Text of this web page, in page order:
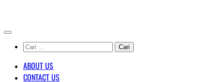
content
Cari
untuk:
ABOUT US
CONTACT US